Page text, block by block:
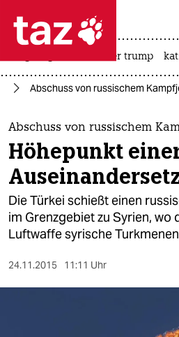
 taz zahl ich
taz zahl ich
themen
politik
öko
gesellschaft
sport
usa unter trump
Abschuss von russischem
Abschuss von russischem
Höhepunkt
Die Türkei schießt einen
im Grenzgebiet zu Syrien, wo
Luftwaffe syrische
24.11.2015 11:11 Uhr